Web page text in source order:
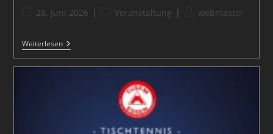
Beitrag28. Juni 2026
Beitrags-
Veranstaltung
Beitrags-
webmaster
WeiterlesenEmily
Und
Meisterschaften
Leistungsklassen
Erfolgreich